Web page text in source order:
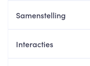
Samenstelling
Interacties